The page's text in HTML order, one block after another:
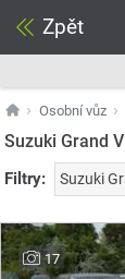
Zpět
Osobní vůz
Suzuki Grand
Filtry: Suzuki
17